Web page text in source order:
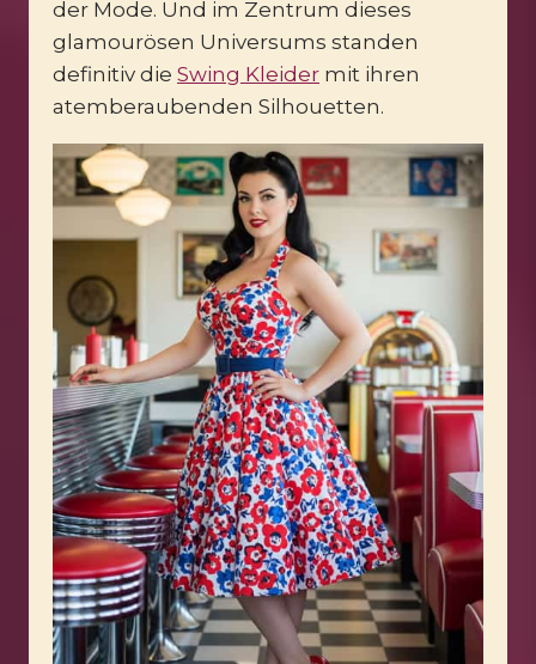
der Mode. Und im Zentrum dieses
glamourösen Universums standen
definitiv die Swing Kleider mit ihren
atemberaubenden Silhouetten.